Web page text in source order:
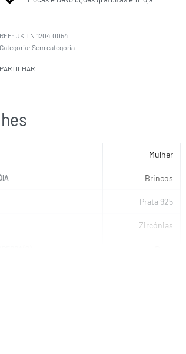
UK.TN.1204.0054
Categoria:Sem categoria
PARTILHAR
Mulher
Brincos
Prata 925
Zircónias